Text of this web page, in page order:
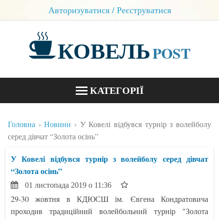
Авторизуватися / Реєструватися
КОВЕЛЬPOST
КАТЕГОРІЇ
БЛОГИ
КОНТАКТИ
Головна Новини
У Ковелі відбувся турнір з волейболу
серед дівчат “Золота осінь”
У Ковелі відбувся турнір з волейболу серед дівчат
“Золота осінь”
01 листопада 2019 о 11:36
29-30 жовтня в КДЮСШ ім. Євгена Кондратовича
проходив традиційний волейбольний турнір "Золота